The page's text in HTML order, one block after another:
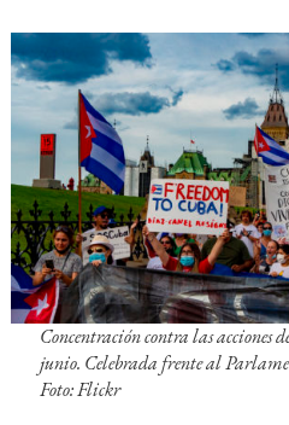
Concentración contra las acciones
junio. Celebrada frente al
Foto: Flickr